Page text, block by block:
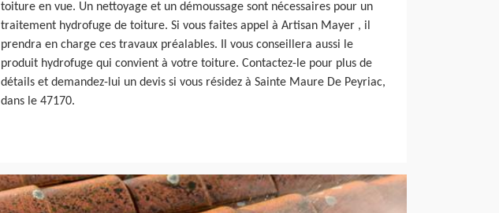
toiture en vue. Un nettoyage et un démoussage sont nécessaires pour un
traitement hydrofuge de toiture. Si vous faites appel à Artisan Mayer , il
prendra en charge ces travaux préalables. Il vous conseillera aussi le
produit hydrofuge qui convient à votre toiture. Contactez-le pour plus de
détails et demandez-lui un devis si vous résidez à Sainte Maure De Peyriac,
dans le 47170.